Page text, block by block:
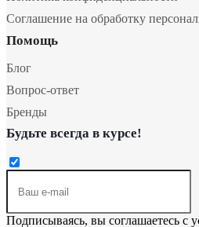
Соглашение на обработку
Помощь
Блог
Вопрос-ответ
Бренды
Будьте всегда в курсе!
Подписываясь, вы соглашаетесь с